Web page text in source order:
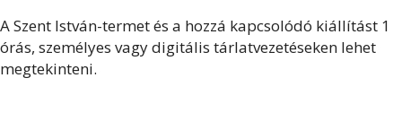
A Szent István-termet és a hozzá kapcsolódó kiállítást 1
órás, személyes vagy digitális tárlatvezetéseken lehet
megtekinteni.